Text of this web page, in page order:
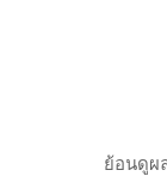
ย้อนดูผ